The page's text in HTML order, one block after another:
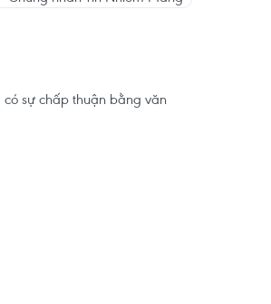
có sự chấp thuận bằng văn